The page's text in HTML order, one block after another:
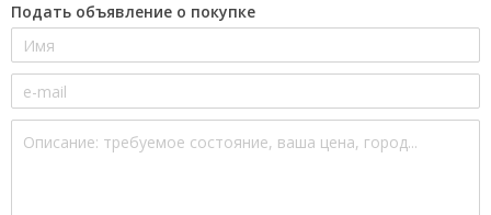
Подать объявление о покупке